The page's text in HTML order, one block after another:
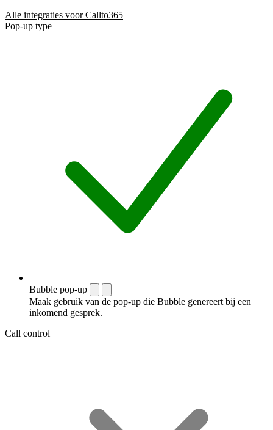
Alle integraties voor Callto365
Pop-up type
Bubble pop-up
Maak gebruik van de pop-up die Bubble genereert bij een
inkomend gesprek.
Call control